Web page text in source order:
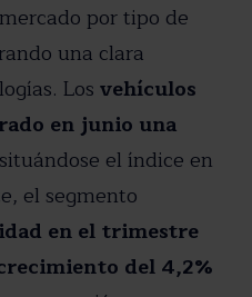
por tipo de
una clara
Losvehículos
en junio una
el índice en
el segmento
en el trimestre
del 4,2%